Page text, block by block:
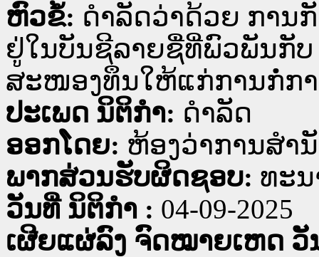
ຫົວຂໍ້: ດຳລັດວ່າດ້ວຍ ການ
ຢູ່ໃນບັນຊີລາຍຊື່ທີ່ພົວພັນກັ
ສະໜອງທຶນໃຫ້ແກ່ການກໍ່ກ
ປະເພດ ນິຕິກໍາ: ດໍາລັດ
ອອກໂດຍ: ຫ້ອງວ່າການສຳ
ພາກສ່ວນຮັບຜິດຊອບ: ທະ
ວັນທີ່ ນິຕິກໍາ : 04-09-2025
ເຜີຍແຜ່ລົງ ຈົດໝາຍເຫດ ວັ